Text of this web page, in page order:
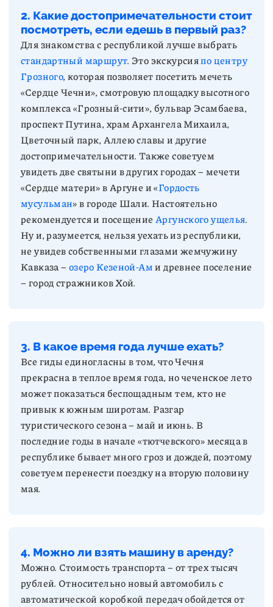
2. Какие достопримечательности стоит
посмотреть, если едешь в первый раз?
Для знакомства с республикой лучше выбрать
стандартный маршрут. Это экскурсияпо центру
Грозного, которая позволяет посетить мечеть
«Сердце Чечни», смотровую площадку высотного
комплекса «Грозный-сити», бульвар Эсамбаева,
проспект Путина, храм Архангела Михаила,
Цветочный парк, Аллею славы и другие
достопримечательности. Также советуем
увидеть две святыни в других городах – мечети
«Сердце матери» в Аргуне и «Гордость
мусульман» в городе Шали. Настоятельно
рекомендуется и посещениеАргунского ущелья.
Ну и, разумеется, нельзя уехать из республики,
не увидев собственными глазами жемчужину
Кавказа – озеро Кезеной-Ами древнее поселение
– город стражников Хой.
3. В какое время года лучше ехать?
Все гиды единогласны в том, что Чечня
прекрасна в теплое время года, но чеченское лето
может показаться беспощадным тем, кто не
привык к южным широтам. Разгар
туристического сезона – май и июнь. В
последние годы в начале «тютчевского» месяца в
республике бывает много гроз и дождей, поэтому
советуем перенести поездку на вторую половину
мая.
4. Можно ли взять машину в аренду?
Можно. Стоимость транспорта – от трех тысяч
рублей. Относительно новый автомобиль с
автоматической коробкой передач обойдется от